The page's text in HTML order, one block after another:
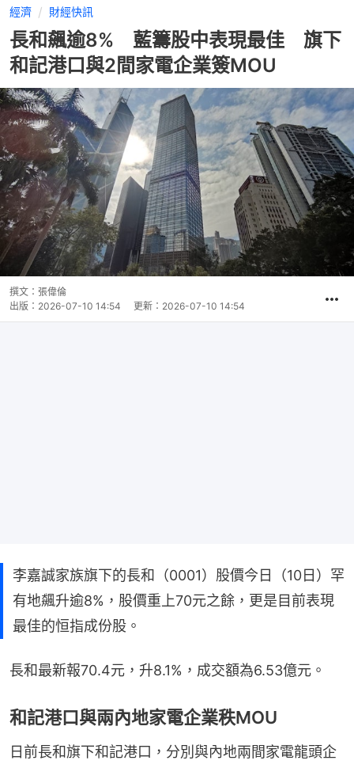
經濟 財經快訊
長和飆逾8% 藍籌股中表現最佳 旗下
和記港口與2間家電企業簽MOU
撰文： 張偉倫
出版： 2026-07-10 14:54 更新： 2026-07-10 14:54
李嘉誠家族旗下的長和（0001）股價今日（10日）罕
有地飆升逾8%，股價重上70元之餘，更是目前表現
最佳的恒指成份股。
長和最新報70.4元，升8.1%，成交額為6.53億元。
和記港口與兩內地家電企業秩MOU
日前長和旗下和記港口，分別與內地兩間家電龍頭企